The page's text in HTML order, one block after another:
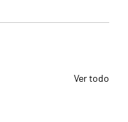
Ver todo